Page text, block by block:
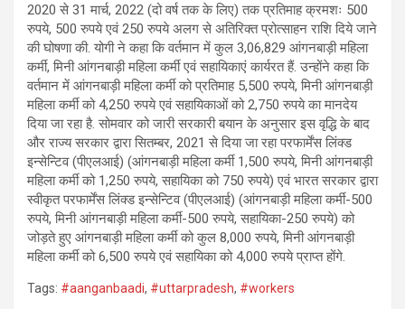
2020 से 31 मार्च, 2022 (दो वर्ष तक के लिए) तक प्रतिमाह क्रमशः 500
रुपये, 500 रुपये एवं 250 रुपये अलग से अतिरिक्त प्रोत्साहन राशि दिये जाने
की घोषणा की. योगी ने कहा कि वर्तमान में कुल 3,06,829 आंगनबाड़ी महिला
कर्मी, मिनी आंगनबाड़ी महिला कर्मी एवं सहायिकाएं कार्यरत हैं. उन्होंने कहा कि
वर्तमान में आंगनबाड़ी महिला कर्मी को प्रतिमाह 5,500 रुपये, मिनी आंगनबाड़ी
महिला कर्मी को 4,250 रुपये एवं सहायिकाओं को 2,750 रुपये का मानदेय
दिया जा रहा है. सोमवार को जारी सरकारी बयान के अनुसार इस वृद्धि के बाद
और राज्य सरकार द्वारा सितम्बर, 2021 से दिया जा रहा परफार्मेंस लिंक्ड
इन्सेन्टिव (पीएलआई) (आंगनबाड़ी महिला कर्मी 1,500 रुपये, मिनी आंगनबाड़ी
महिला कर्मी को 1,250 रुपये, सहायिका को 750 रुपये) एवं भारत सरकार द्वारा
स्वीकृत परफार्मेंस लिंक्ड इन्सेन्टिव (पीएलआई) (आंगनबाड़ी महिला कर्मी-500
रुपये, मिनी आंगनबाड़ी महिला कर्मी-500 रुपये, सहायिका-250 रुपये) को
जोड़ते हुए आंगनबाड़ी महिला कर्मी को कुल 8,000 रुपये, मिनी आंगनबाड़ी
महिला कर्मी को 6,500 रुपये एवं सहायिका को 4,000 रुपये प्राप्त होंगे.
Tags: #aanganbaadi, #uttarpradesh, #workers